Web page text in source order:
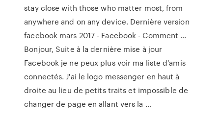
stay close with those who matter most, from
anywhere and on any device. Dernière version
facebook mars 2017 - Facebook - Comment ...
Bonjour, Suite à la dernière mise à jour
Facebook je ne peux plus voir ma liste d'amis
connectés. J'ai le logo messenger en haut à
droite au lieu de petits traits et impossible de
changer de page en allant vers la …